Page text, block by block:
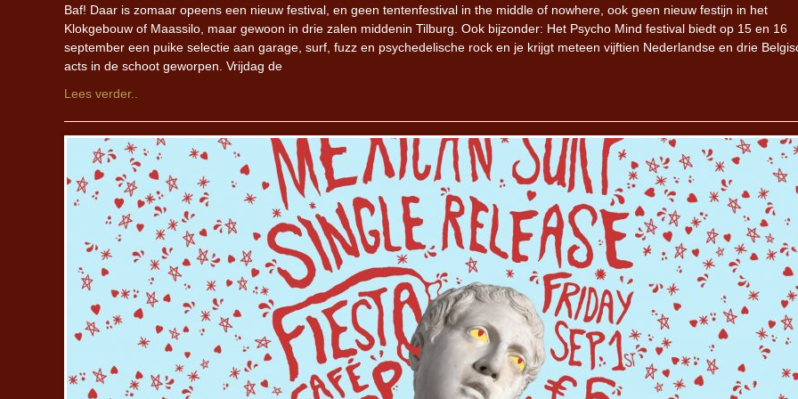
Baf! Daar is zomaar opeens een nieuw festival, en geen tentenfestival in the middle of nowhere, ook geen nieuw festijn in het
Klokgebouw of Maassilo, maar gewoon in drie zalen middenin Tilburg. Ook bijzonder: Het Psycho Mind festival biedt op 15 en 16
september een puike selectie aan garage, surf, fuzz en psychedelische rock en je krijgt meteen vijftien Nederlandse en drie
acts in de schoot geworpen. Vrijdag de
Lees verder..